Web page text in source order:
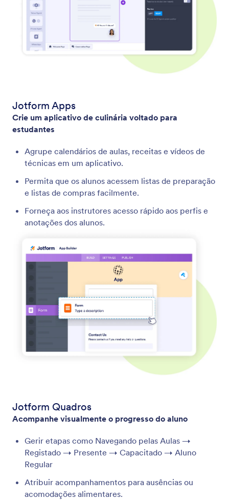
Jotform Apps
Crie um aplicativo de culinária voltado para
estudantes
Agrupe calendários de aulas, receitas e vídeos de
técnicas em um aplicativo.
Permita que os alunos acessem listas de preparação
e listas de compras facilmente.
Forneça aos instrutores acesso rápido aos perfis e
anotações dos alunos.
Jotform Quadros
Acompanhe visualmente o progresso do aluno
Gerir etapas como Navegando pelas Aulas →
Registado → Presente → Capacitado → Aluno
Regular
Atribuir acompanhamentos para ausências ou
acomodações alimentares.